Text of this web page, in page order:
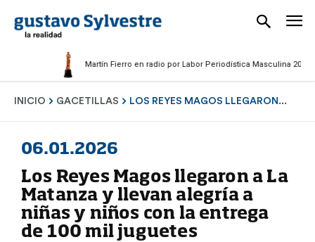
Martín Fierro en radio por Labor Periodística Masculina 2025
INICIO GACETILLAS LOS REYES MAGOS LLEGARON...
06.01.2026
Los Reyes Magos llegaron a La
Matanza y llevan alegría a
niñas y niños con la entrega
de 100 mil juguetes